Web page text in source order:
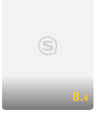
8.4